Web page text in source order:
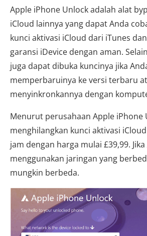
Apple iPhone Unlock adalah alat
iCloud lainnya yang dapat Anda
kunci aktivasi iCloud dari iTunes
garansi iDevice dengan aman.
juga dapat dibuka kuncinya jika
memperbaruinya ke versi terbaru
menyinkronkannya dengan
Menurut perusahaan Apple iPhone
menghilangkan kunci aktivasi
jam dengan harga mulai £39,99. Jika
menggunakan jaringan yang
mungkin berbeda.